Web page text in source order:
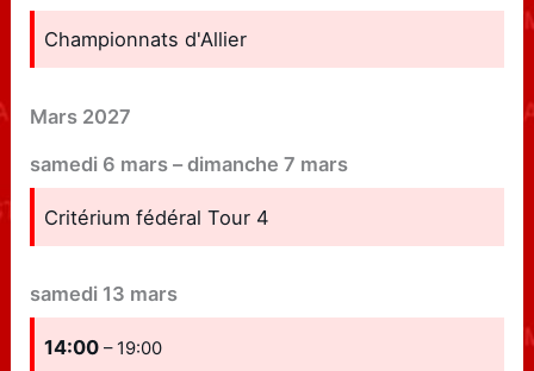
Championnats d'Allier
Mars 2027
samedi 6 mars –dimanche 7 mars
Critérium fédéral Tour 4
samedi 13 mars
14:00– 19:00